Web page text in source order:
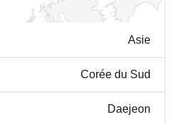
Asie
Corée du Sud
Daejeon